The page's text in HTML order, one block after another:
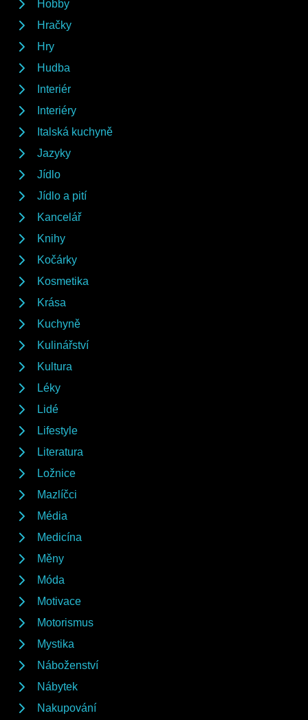
Hobby
Hračky
Hry
Hudba
Interiér
Interiéry
Italská kuchyně
Jazyky
Jídlo
Jídlo a pití
Kancelář
Knihy
Kočárky
Kosmetika
Krása
Kuchyně
Kulinářství
Kultura
Léky
Lidé
Lifestyle
Literatura
Ložnice
Mazlíčci
Média
Medicína
Měny
Móda
Motivace
Motorismus
Mystika
Náboženství
Nábytek
Nakupování